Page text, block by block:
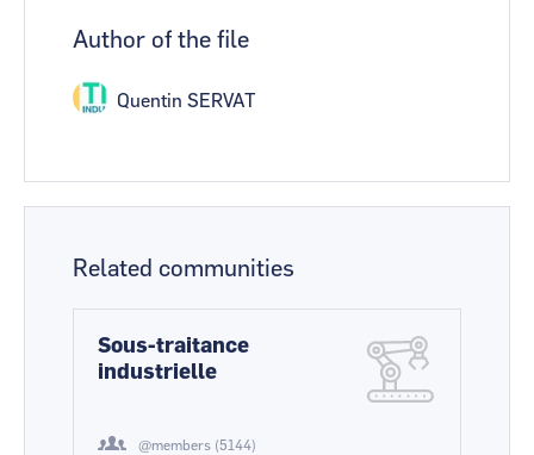
Author of the file
Quentin SERVAT
Related communities
Sous-traitance
industrielle
@members (5144)